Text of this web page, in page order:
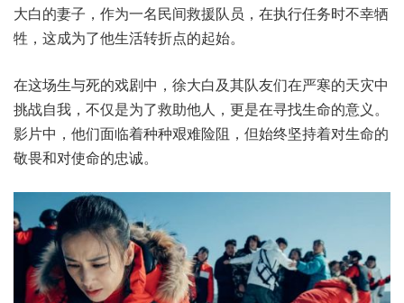
大白的妻子，作为一名民间救援队员，在执行任务时不幸牺
牲，这成为了他生活转折点的起始。
在这场生与死的戏剧中，徐大白及其队友们在严寒的天灾中
挑战自我，不仅是为了救助他人，更是在寻找生命的意义。
影片中，他们面临着种种艰难险阻，但始终坚持着对生命的
敬畏和对使命的忠诚。